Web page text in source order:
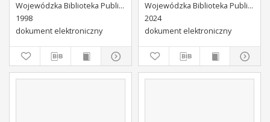
Wojewódzka Biblioteka Publiczna (Kielce). Dział Informacji i Bibliografii Regionalnej
1998
dokument elektroniczny
Wojewódzka Biblioteka Publiczna (Kielce). Dział Informacji i Bibliografii Regionalnej
2024
dokument elektroniczny